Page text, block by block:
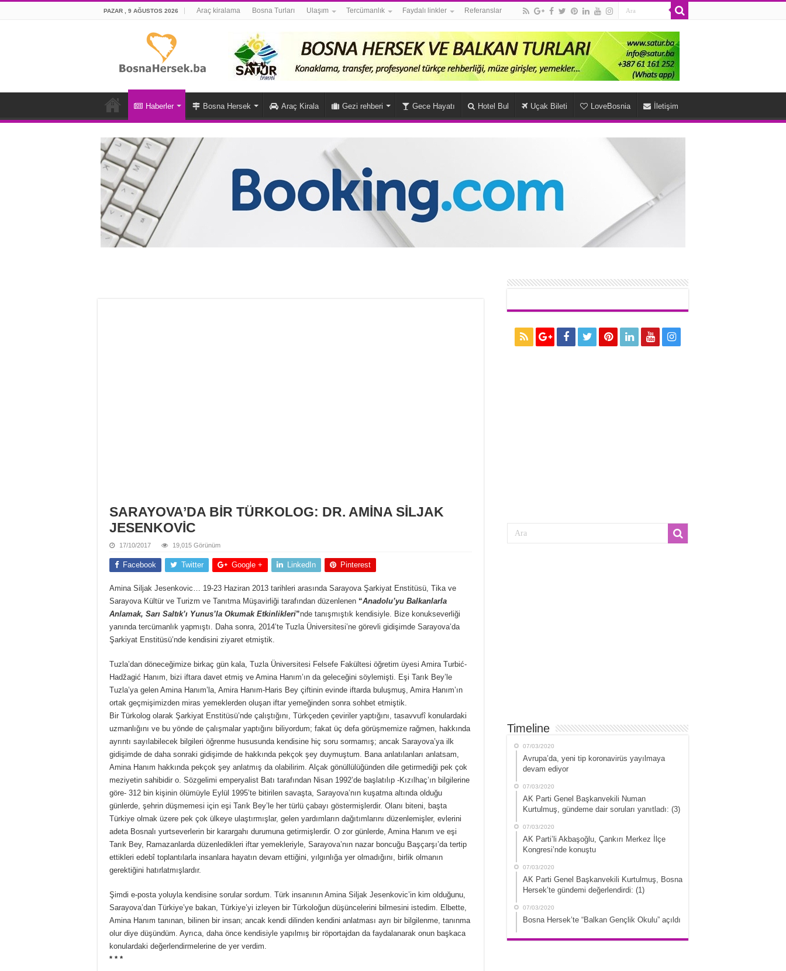
PAZAR , 9 AĞUSTOS 2026 Araç kiralama Bosna Turları Ulaşım Tercümanlık Faydalı linkler Referanslar
Haberler Bosna Hersek Araç Kirala Gezi rehberi Gece Hayatı Hotel Bul Uçak Bileti LoveBosnia İletişim
SARAYOVA’DA BİR TÜRKOLOG: DR. AMİNA SİLJAK
JESENKOVİC
17/10/2017 19,015 Görünüm
Facebook Twitter Google + LinkedIn Pinterest
Amina Siljak Jesenkovic… 19-23 Haziran 2013 tarihleri arasında Sarayova Şarkiyat Enstitüsü, Tika ve
Sarayova Kültür ve Turizm ve Tanıtma Müşavirliği tarafından düzenlenen “Anadolu’yu Balkanlarla
Anlamak, Sarı Saltık’ı Yunus’la Okumak Etkinlikleri”nde tanışmıştık kendisiyle. Bize konukseverliği
yanında tercümanlık yapmıştı. Daha sonra, 2014’te Tuzla Üniversitesi’ne görevli gidişimde Sarayova’da
Şarkiyat Enstitüsü’nde kendisini ziyaret etmiştik.
Tuzla’dan döneceğimize birkaç gün kala, Tuzla Üniversitesi Felsefe Fakültesi öğretim üyesi Amira Turbić-
Hadžagić Hanım, bizi iftara davet etmiş ve Amina Hanım’ın da geleceğini söylemişti. Eşi Tarık Bey’le
Tuzla’ya gelen Amina Hanım’la, Amira Hanım-Haris Bey çiftinin evinde iftarda buluşmuş, Amira Hanım’ın
ortak geçmişimizden miras yemeklerden oluşan iftar yemeğinden sonra sohbet etmiştik.
Bir Türkolog olarak Şarkiyat Enstitüsü’nde çalıştığını, Türkçeden çeviriler yaptığını, tasavvufî konulardaki
uzmanlığını ve bu yönde de çalışmalar yaptığını biliyordum; fakat üç defa görüşmemize rağmen, hakkında
ayrıntı sayılabilecek bilgileri öğrenme hususunda kendisine hiç soru sormamış; ancak Sarayova’ya ilk
gidişimde de daha sonraki gidişimde de hakkında pekçok şey duymuştum. Bana anlatılanları anlatsam,
Amina Hanım hakkında pekçok şey anlatmış da olabilirim. Alçak gönüllülüğünden dile getirmediği pek çok
meziyetin sahibidir o. Sözgelimi emperyalist Batı tarafından Nisan 1992’de başlatılıp -Kızılhaç’ın bilgilerine
göre- 312 bin kişinin ölümüyle Eylül 1995’te bitirilen savaşta, Sarayova’nın kuşatma altında olduğu
günlerde, şehrin düşmemesi için eşi Tarık Bey’le her türlü çabayı göstermişlerdir. Olanı biteni, başta
Türkiye olmak üzere pek çok ülkeye ulaştırmışlar, gelen yardımların dağıtımlarını düzenlemişler, evlerini
adeta Bosnalı yurtseverlerin bir karargahı durumuna getirmişlerdir. O zor günlerde, Amina Hanım ve eşi
Tarık Bey, Ramazanlarda düzenledikleri iftar yemekleriyle, Sarayova’nın nazar boncuğu Başçarşı’da tertip
ettikleri edebî toplantılarla insanlara hayatın devam ettiğini, yılgınlığa yer olmadığını, birlik olmanın
gerektiğini hatırlatmışlardır.
Şimdi e-posta yoluyla kendisine sorular sordum. Türk insanının Amina Siljak Jesenkovic’in kim olduğunu,
Sarayova’dan Türkiye’ye bakan, Türkiye’yi izleyen bir Türkoloğun düşüncelerini bilmesini istedim. Elbette,
Amina Hanım tanınan, bilinen bir insan; ancak kendi dilinden kendini anlatması ayrı bir bilgilenme, tanınma
olur diye düşündüm. Ayrıca, daha önce kendisiyle yapılmış bir röportajdan da faydalanarak onun başkaca
konulardaki değerlendirmelerine de yer verdim.
* * *
Timeline
07/03/2020
Avrupa’da, yeni tip koronavirüs yayılmaya
devam ediyor
07/03/2020
AK Parti Genel Başkanvekili Numan
Kurtulmuş, gündeme dair soruları yanıtladı: (3)
07/03/2020
AK Parti’li Akbaşoğlu, Çankırı Merkez İlçe
Kongresi’nde konuştu
07/03/2020
AK Parti Genel Başkanvekili Kurtulmuş, Bosna
Hersek’te gündemi değerlendirdi: (1)
07/03/2020
Bosna Hersek’te “Balkan Gençlik Okulu” açıldı